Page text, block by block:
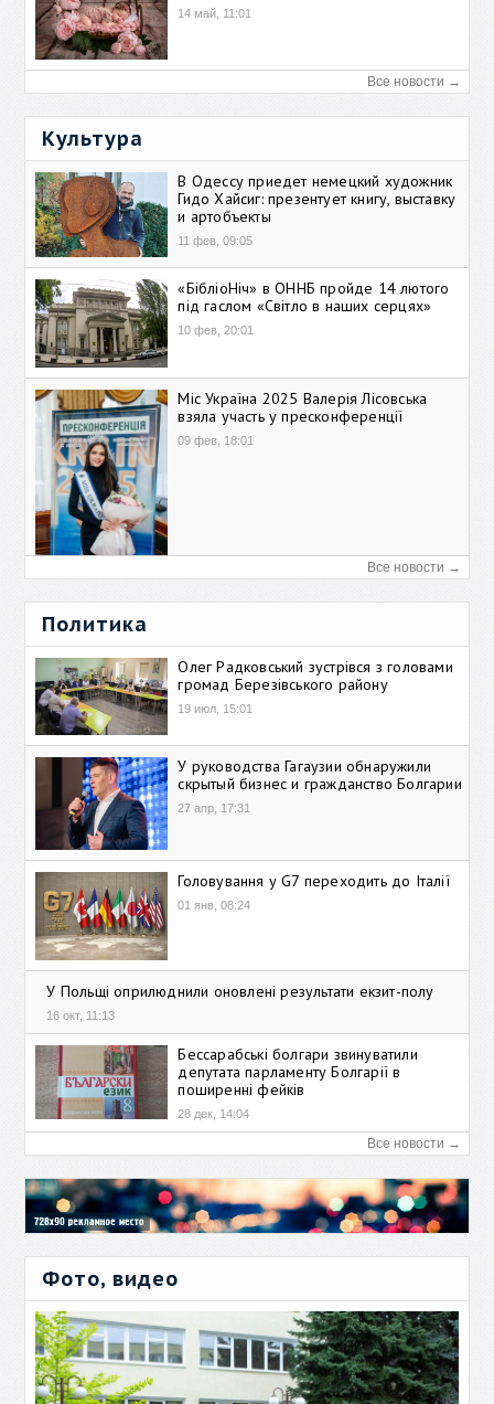
14 май, 11:01
Все новости →
Культура
В Одессу приедет немецкий художник
Гидо Хайсиг: презентует книгу, выставку
и артобъекты
11 фев, 09:05
«БібліоНіч» в ОННБ пройде 14 лютого
під гаслом «Світло в наших серцях»
10 фев, 20:01
Міс Україна 2025 Валерія Лісовська
взяла участь у пресконференції
09 фев, 18:01
Все новости →
Политика
Олег Радковський зустрівся з головами
громад Березівського району
19 июл, 15:01
У руководства Гагаузии обнаружили
скрытый бизнес и гражданство Болгарии
27 апр, 17:31
Головування у G7 переходить до Італії
01 янв, 08:24
У Польщі оприлюднили оновлені результати екзит-полу
16 окт, 11:13
Бессарабські болгари звинуватили
депутата парламенту Болгарії в
поширенні фейків
28 дек, 14:04
Все новости →
Фото, видео